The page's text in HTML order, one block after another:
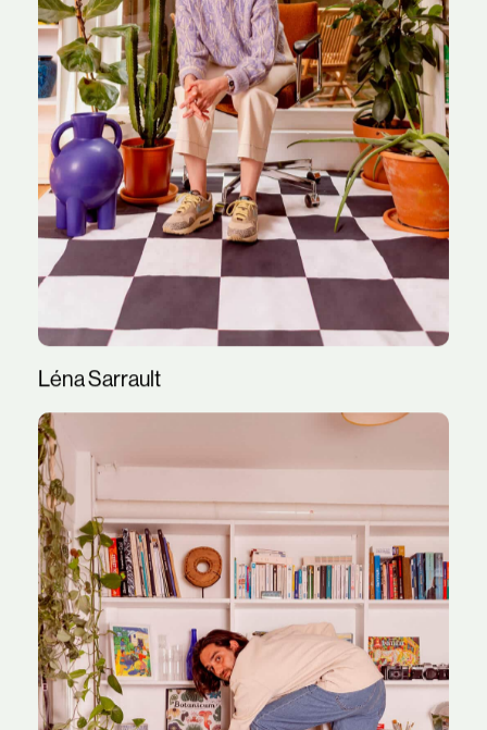
Léna Sarrault